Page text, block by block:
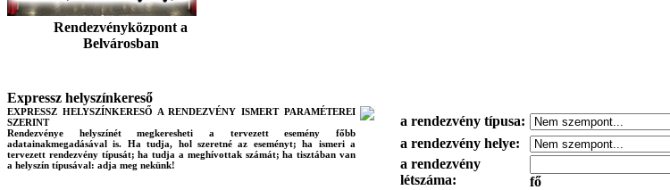
Rendezvényközpont a
Belvárosban
Expressz helyszínkereső
EXPRESSZ HELYSZÍNKERESŐ A RENDEZVÉNY ISMERT PARAMÉTEREI
SZERINT
Rendezvénye helyszínét megkeresheti a tervezett esemény főbb
adatainakmegadásával is. Ha tudja, hol szeretné az eseményt; ha ismeri a
tervezett rendezvény típusát; ha tudja a meghívottak számát; ha tisztában van
a helyszín típusával: adja meg nekünk!
a rendezvény típusa:
a rendezvény helye:
a rendezvény
létszáma:
fő